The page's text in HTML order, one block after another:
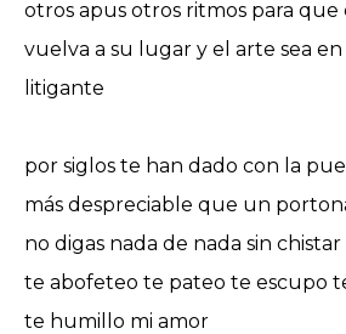
otros apus otros ritmos para que
vuelva a su lugar y el arte sea en
litigante
por siglos te han dado con la
más despreciable que un
no digas nada de nada sin
te abofeteo te pateo te escupo
te humillo mi amor